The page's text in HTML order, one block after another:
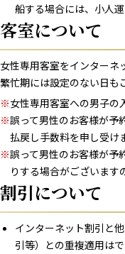
船する場合には、小人
客室について
女性専用客室をインターネ
繁忙期には設定のない日も
※女性専用客室への男子の
※誤って男性のお客様が予
払戻し手数料を申し受け
※誤って男性のお客様が予
りする場合がございます
割引について
インターネット割引と
引等）との重複適用は